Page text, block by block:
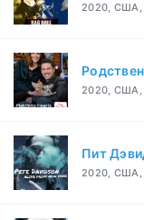
2020, США,
2020, США,
Пит
2020, США,